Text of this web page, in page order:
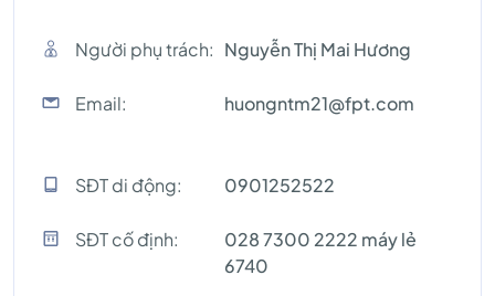
Người phụ trách: Nguyễn Thị Mai Hương
Email: huongntm21@fpt.com
SĐT di động: 0901252522
SĐT cố định:
028 7300 2222 máy lẻ
6740